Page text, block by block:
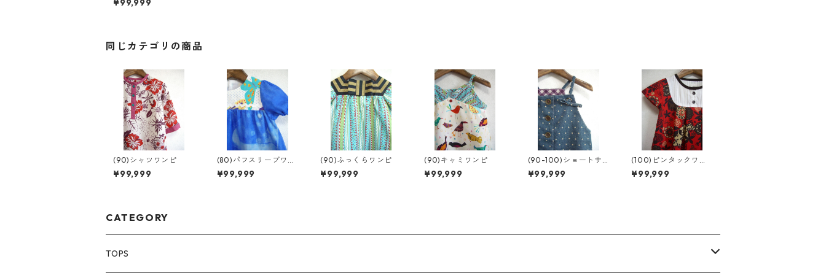
¥99,999
同じカテゴリの商品
(90)シャツワンピ
¥99,999
(80)パフスリーブワン
ピ
¥99,999
(90)ふっくらワンピ
¥99,999
(90)キャミワンピ
¥99,999
(90-100)ショートサ
ロペット
¥99,999
(100)ピンタックワン
ピ
¥99,999
CATEGORY
TOPS